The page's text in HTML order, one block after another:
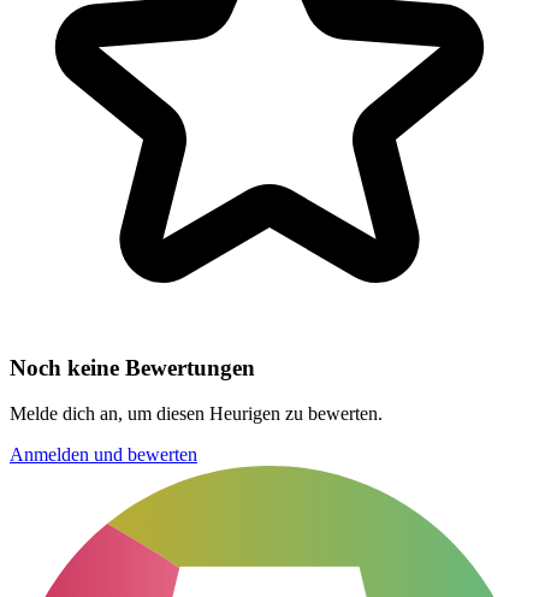
Noch keine Bewertungen
Melde dich an, um diesen Heurigen zu bewerten.
Anmelden und bewerten